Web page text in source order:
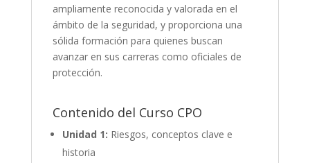
ampliamente reconocida y valorada en el
ámbito de la seguridad, y proporciona una
sólida formación para quienes buscan
avanzar en sus carreras como oficiales de
protección.
Contenido del Curso CPO
Unidad 1: Riesgos, conceptos clave e
historia